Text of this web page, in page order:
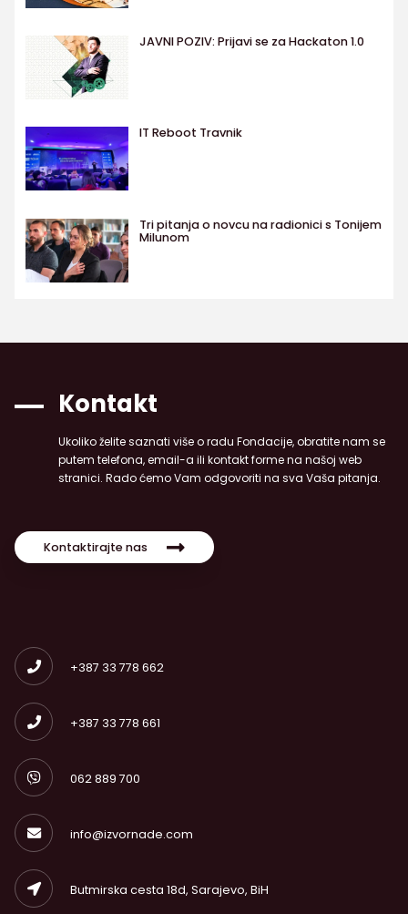
JAVNI POZIV: Prijavi se za Hackaton 1.0
IT Reboot Travnik
Tri pitanja o novcu na radionici s Tonijem
Milunom
Kontakt
Ukoliko želite saznati više o radu Fondacije, obratite nam se
putem telefona, email-a ili kontakt forme na našoj web
stranici. Rado ćemo Vam odgovoriti na sva Vaša pitanja.
Kontaktirajte nas
+387 33 778 662
+387 33 778 661
062 889 700
info@izvornade.com
Butmirska cesta 18d, Sarajevo, BiH